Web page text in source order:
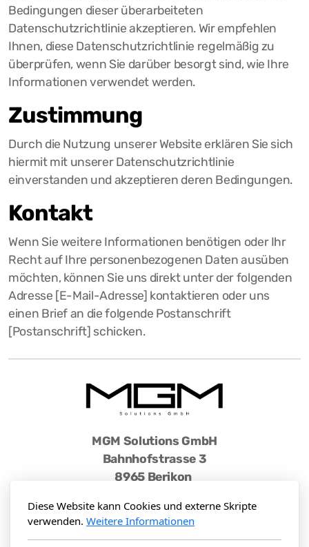
Bedingungen dieser überarbeiteten
Datenschutzrichtlinie akzeptieren. Wir empfehlen
Ihnen, diese Datenschutzrichtlinie regelmäßig zu
überprüfen, wenn Sie darüber besorgt sind, wie Ihre
Informationen verwendet werden.
Zustimmung
Durch die Nutzung unserer Website erklären Sie sich
hiermit mit unserer Datenschutzrichtlinie
einverstanden und akzeptieren deren Bedingungen.
Kontakt
Wenn Sie weitere Informationen benötigen oder Ihr
Recht auf Ihre personenbezogenen Daten ausüben
möchten, können Sie uns direkt unter der folgenden
Adresse [E-Mail-Adresse] kontaktieren oder uns
einen Brief an die folgende Postanschrift
[Postanschrift] schicken.
MGM Solutions GmbH
Bahnhofstrasse 3
8965 Berikon
info@mgm-solutions.ch
Tel: +41 76 830 66 66
Diese Website kann Cookies und externe Skripte
verwenden. Weitere Informationen